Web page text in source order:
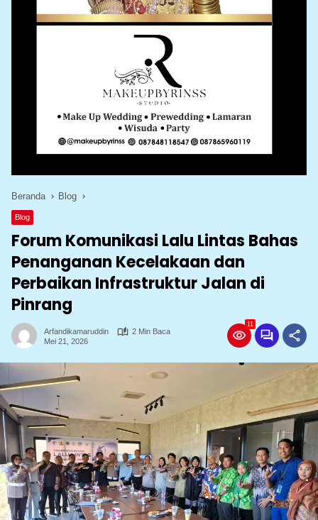
Beranda Blog
Blog
Forum Komunikasi Lalu Lintas Bahas
Penanganan Kecelakaan dan
Perbaikan Infrastruktur Jalan di
Pinrang
Arfandikamaruddin
2 Min Baca
Mei 21, 2026
11